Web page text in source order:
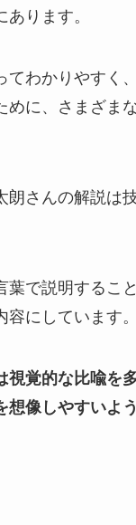
ります。
てわかりやすく
めに、さまざま
朗さんの解説は
葉で説明するこ
容にしています。
視覚的な比喩を
想像しやすいよ